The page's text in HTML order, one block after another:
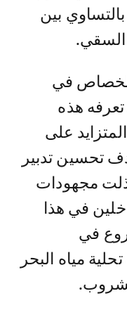
بين
السقي.
الخصاص في
تعرفه هذه
على
تحسين تدبير
بذلت مجهودات
في هذا
في
مياه البحر